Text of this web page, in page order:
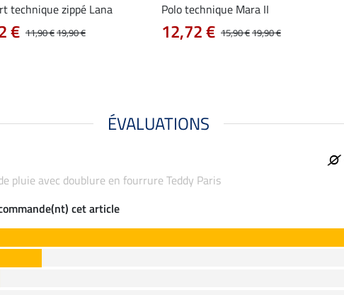
technique zippé Lana
11,90 €19,90 €
€
Polo technique Mara II
15,90 €19,90 €
12,72 €
ÉVALUATIONS
pluie avec doublure en fourrure Teddy Paris
cet article